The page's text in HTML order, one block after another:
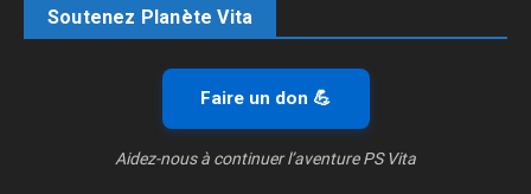
Soutenez Planète Vita
Faire un don 💪
Aidez-nous à continuer l’aventure PS Vita